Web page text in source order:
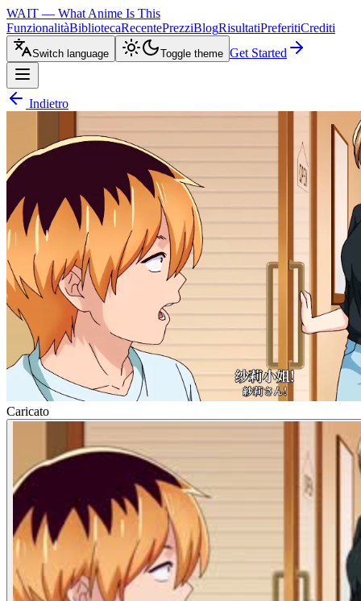
WAIT — What Anime Is This
FunzionalitàBibliotecaRecentePrezziBlogRisultatiPreferitiCrediti
Switch language Toggle theme Get Started
Indietro
Caricato